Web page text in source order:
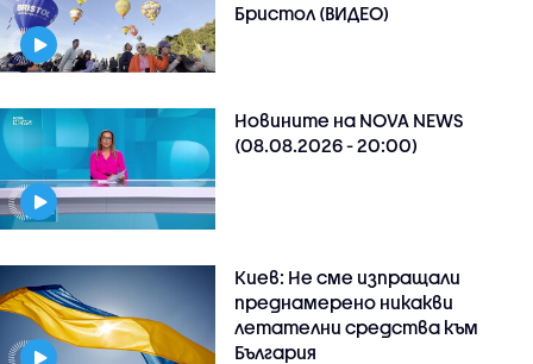
Бристол (ВИДЕО)
Новините на NOVA NEWS
(08.08.2026 - 20:00)
Киев: Не сме изпращали
преднамерено никакви
летателни средства към
България